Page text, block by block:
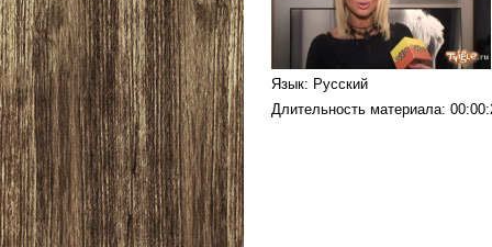
Язык: Русский
Длительность материала: